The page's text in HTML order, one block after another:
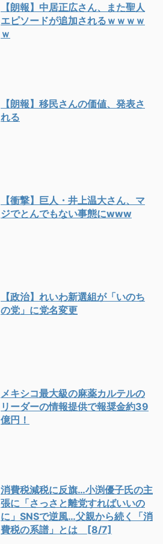
【朗報】中居正広さん、また聖人
エピソードが追加されるｗｗｗｗ
ｗ
【朗報】移民さんの価値、発表さ
れる
【衝撃】巨人・井上温大さん、マ
ジでとんでもない事態にwww
【政治】れいわ新選組が「いのち
の党」に党名変更
メキシコ最大級の麻薬カルテルの
リーダーの情報提供で報奨金約39
億円！
消費税減税に反旗…小渕優子氏の主
張に「さっさと離党すればいいの
に」SNSで逆風…父親から続く「消
費税の系譜」とは [8/7]